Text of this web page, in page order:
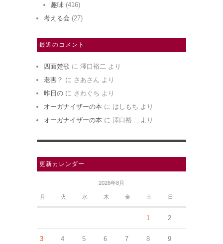
趣味 (416)
考える会 (27)
最近のコメント
四面楚歌 に 澤口裕二 より
老害？ に さあさん より
昨日の に さわぐち より
オーガナイザーの本 に はしもち より
オーガナイザーの本 に 澤口裕二 より
更新カレンダー
2026年8月
月 火 水 木 金 土 日
1 2
3 4 5 6 7 8 9